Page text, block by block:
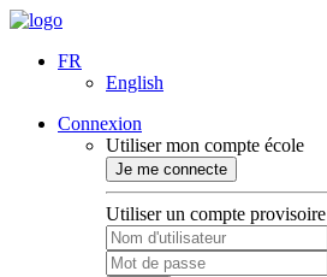
FR
English
Connexion
Utiliser mon compte école
Je me connecte
Utiliser un compte provisoire